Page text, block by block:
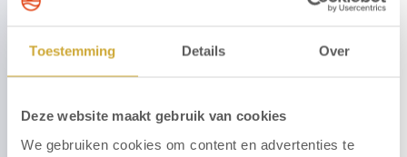
Toestemming Details Over
Deze website maakt gebruik van cookies
We gebruiken cookies om content en advertenties te
authentic streets of Egmond aan Zee, but also the
paths, is ideal for exploring by bicycle.
tandems, or an electric wheelchair bike at BikeMike.
Contact BikeMike on +31 72 750 2030 or read more